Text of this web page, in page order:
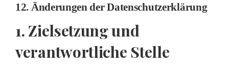
12. Änderungen der Datenschutzerklärung
1. Zielsetzung und
verantwortliche Stelle